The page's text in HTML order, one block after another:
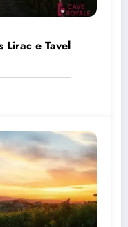
Lirac e Tavel